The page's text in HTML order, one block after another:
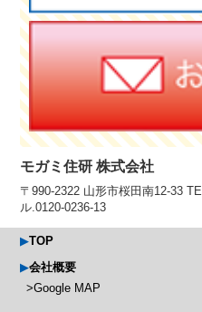
モガミ住研 株式会社
〒990-2322 山形市桜田南12-33
ル.0120-0236-13
TOP
会社概要
Google MAP